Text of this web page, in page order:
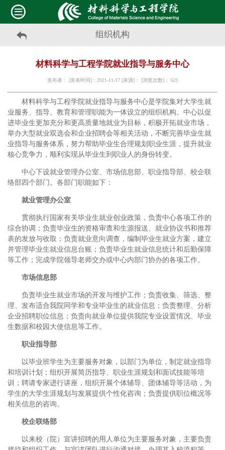
组织机构
材料科学与工程学院就业指导与服务中心
发布者： [发表时间]：2021-11-17 [来源]： [浏览次数]： 621
材料科学与工程学院就业指导与服务中心是学院集对大学生就
业服务、指导、教育和管理职能为一体设立的组织机构。中心以促
进毕业生更加充分和更高质量地就业为目标，积极开拓就业市场，
举办大型就业双选会和企业招聘会等相关活动，不断完善毕业生就
业指导与服务体系，努力帮助毕业生合理规划职业生涯，提升就业
核心竞争力，顺利实现从毕业生到职业人的身份转变。
中心下设就业管理办公室、市场信息部、职业指导部、校企联
络部四个部门。各部门职能如下：
就业管理办公室
贯彻执行国家有关毕业生就业创业政策，负责中心各项工作的
综合协调；负责毕业生的资格审查和生源报送、就业协议书和推荐
表的发放与收取；负责就业意向调查，编制毕业生就业方案，建立
并管理毕业生就业信息台账；负责毕业生就业信息统计和后勤保障
等工作；完成学院领导老师交办或中心内部门协办的各项工作。
市场信息部
负责毕业生就业市场的开发与维护工作；负责收集、筛选、整
理、发布适合我院同学和专业毕业生的就业信息；负责整理、分析
企业招聘职位信息；负责向就业单位提供我院专业设置情况、毕业
生数据和校园大使信息等工作。
职业指导部
以毕业班学生为主要服务对象，以部门为单位，制定就业指导
和培训计划；组织开展简历指导、职业生涯规划和面试技能等培
训；聘请专家进行讲座，组织开展个体辅导、团体辅导等活动，为
学生的大学生涯规划与发展提供个性化咨询；负责提供职位概况等
相关信息的咨询。
校企联络部
以来校（院）宣讲招聘的用人单位为主要服务对象，主要负责